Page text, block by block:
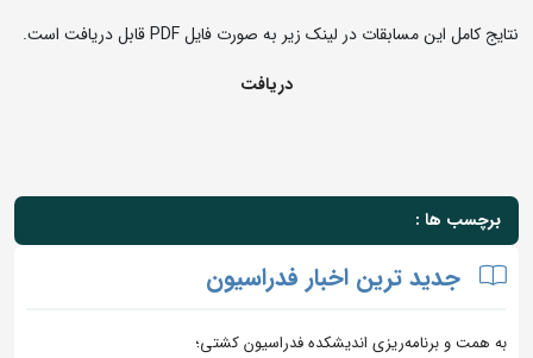
نتایج کامل این مسابقات در لینک زیر به صورت فایل PDF قابل دریافت است.
دریافت
برچسب ها :
جدید ترین اخبار فدراسیون
به همت و برنامه‌ریزی اندیشکده فدراسیون کشتی؛